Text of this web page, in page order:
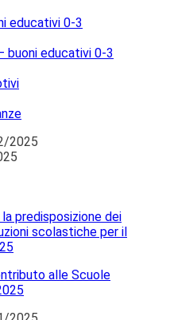
educativi 0-3
buoni educativi 0-3
2025
predisposizione dei
scolastiche per il
alle Scuole